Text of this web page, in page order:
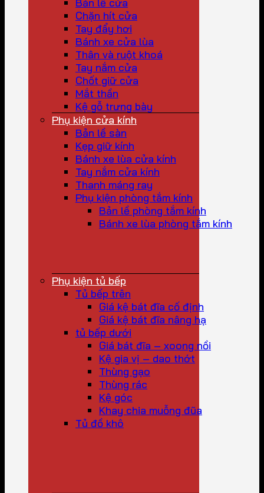
Chặn hít cửa
Tay đẩy hơi
Bánh xe cửa lùa
Thân và ruột khoá
Tay nắm cửa
Chốt giữ cửa
Mắt thần
Kệ gỗ trưng bày
Phụ kiện cửa kính
Bản lề sàn
Kẹp giữ kính
Bánh xe lùa cửa kính
Tay nắm cửa kính
Thanh máng ray
Phụ kiện phòng tắm kính
Bản lề phòng tắm kính
Bánh xe lùa phòng tắm kính
Phụ kiện tủ bếp
Tủ bếp trên
Giá kệ bát đĩa cố định
Giá kệ bát đĩa nâng hạ
tủ bếp dưới
Giá bát đĩa – xoong nồi
Kệ gia vị – dao thớt
Thùng gạo
Thùng rác
Kệ góc
Khay chia muỗng đũa
Tủ đồ khô